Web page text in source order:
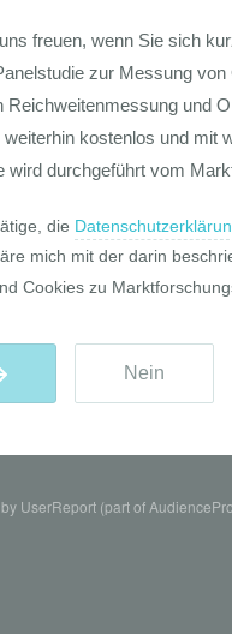
UserReport (part of